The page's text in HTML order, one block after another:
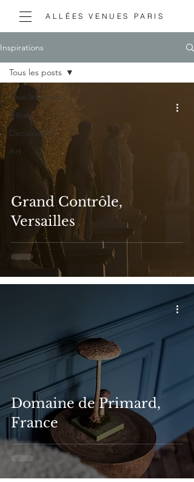
ALLÉES VENUES PARIS
Inspirations
Tous les posts
Hôtels
Découverte
Art
Tous les posts
Grand Contrôle,
Versailles
Domaine de Primard,
France